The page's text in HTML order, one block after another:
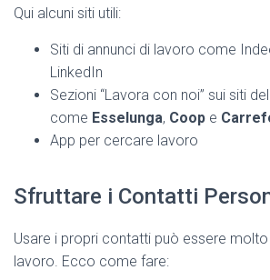
Qui alcuni siti utili:
Siti di annunci di lavoro come
LinkedIn
Sezioni “Lavora con noi” sui siti
come Esselunga, Coop e
App per cercare lavoro
Sfruttare i Contatti
Usare i propri contatti può essere
lavoro. Ecco come fare: